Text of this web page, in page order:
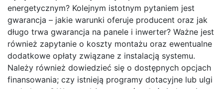
energetycznym? Kolejnym istotnym pytaniem jest
gwarancja – jakie warunki oferuje producent oraz jak
długo trwa gwarancja na panele i inwerter? Ważne jest
również zapytanie o koszty montażu oraz ewentualne
dodatkowe opłaty związane z instalacją systemu.
Należy również dowiedzieć się o dostępnych opcjach
finansowania; czy istnieją programy dotacyjne lub ulgi